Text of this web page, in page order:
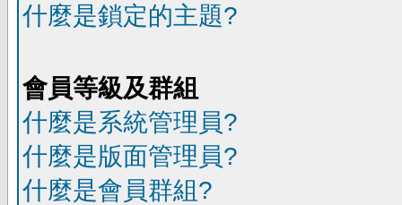
什麼是鎖定的主題?
會員等級及群組
什麼是系統管理員?
什麼是版面管理員?
什麼是會員群組?